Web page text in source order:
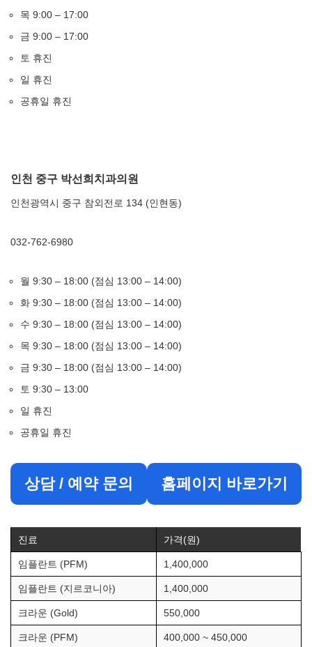
목 9:00 – 17:00
금 9:00 – 17:00
토 휴진
일 휴진
공휴일 휴진
인천 중구 박선희치과의원
인천광역시 중구 참외전로 134 (인현동)
032-762-6980
월 9:30 – 18:00 (점심 13:00 – 14:00)
화 9:30 – 18:00 (점심 13:00 – 14:00)
수 9:30 – 18:00 (점심 13:00 – 14:00)
목 9:30 – 18:00 (점심 13:00 – 14:00)
금 9:30 – 18:00 (점심 13:00 – 14:00)
토 9:30 – 13:00
일 휴진
공휴일 휴진
상담 / 예약 문의 홈페이지 바로가기
진료 가격(원)
임플란트 (PFM) 1,400,000
임플란트 (지르코니아) 1,400,000
크라운 (Gold) 550,000
크라운 (PFM) 400,000 ~ 450,000